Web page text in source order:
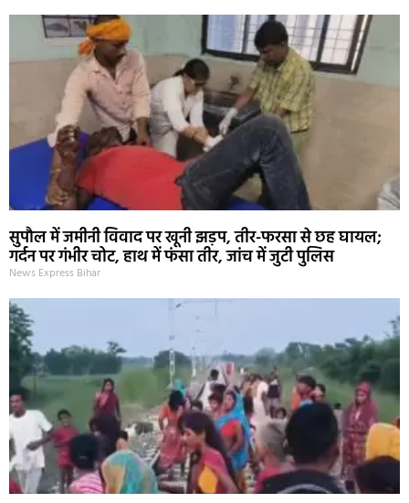
सुपौल में जमीनी विवाद पर खूनी झड़प, तीर-फरसा से छह घायल;
गर्दन पर गंभीर चोट, हाथ में फंसा तीर, जांच में जुटी पुलिस
News Express Bihar